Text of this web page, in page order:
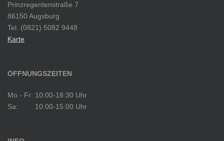
Prinzregentenstraße 7
86150 Augsburg
Tel. (0821) 5082 9448
Karte
ÖFFNUNGSZEITEN
Mo - Fr: 10:00-18:30 Uhr
Sa:
10:00-15:00 Uhr